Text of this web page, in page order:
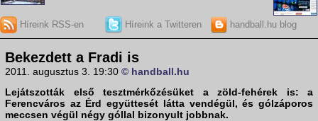
Híreink RSS-en Híreink a Twitteren handball.hu blog
Bekezdett a Fradi is
2011. augusztus 3. 19:30 © handball.hu
Lejátszották első tesztmérkőzésüket a zöld-fehérek is: a
Ferencváros az Érd együttesét látta vendégül, és gólzáporos
meccsen végül négy góllal bizonyult jobbnak.